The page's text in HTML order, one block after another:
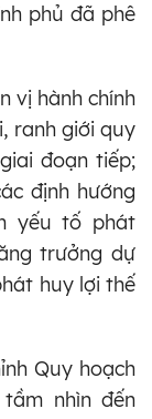
phủ đã phê
vị hành chính
ranh giới quy
đoạn tiếp;
định hướng
yếu tố phát
trưởng dự
huy lợi thế
Quy hoạch
nhìn đến